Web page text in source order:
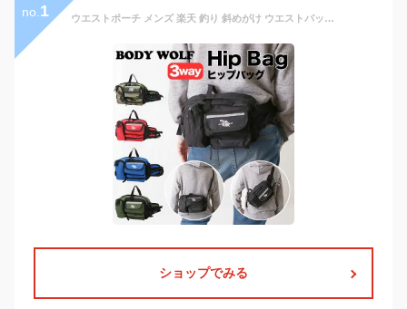
no. 1 ウエストポーチ メンズ 楽天 釣り 斜めがけ ウエストバッグ 大容量 仕事用 3way ショルダーバッグ シンプル 多機能 多収納 おしゃれ ポケット アウトドア スポーツ 旅行 おでかけ バッグ
ショップでみる